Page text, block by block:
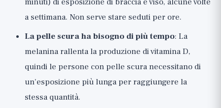
a settimana. Non serve stare seduti per ore.
La pelle scura ha bisogno di più tempo: La
melanina rallenta la produzione di vitamina D,
quindi le persone con pelle scura necessitano di
un'esposizione più lunga per raggiungere la
stessa quantità.